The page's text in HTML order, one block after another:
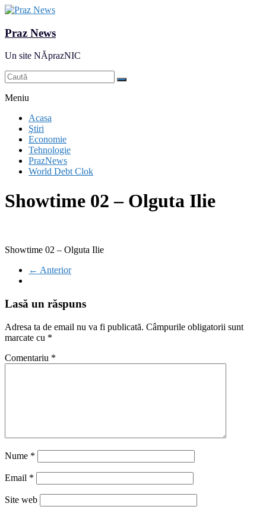
Praz News
Un site NĂprazNIC
Meniu
Acasa
Ştiri
Economie
Tehnologie
PrazNews
World Debt Clok
Showtime 02 – Olguta Ilie
Showtime 02 – Olguta Ilie
← Anterior
Lasă un răspuns
Adresa ta de email nu va fi publicată. Câmpurile obligatorii sunt
marcate cu *
Comentariu *
Nume *
Email *
Site web